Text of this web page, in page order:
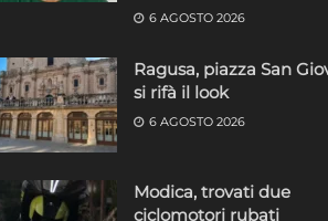
6 AGOSTO 2026
Ragusa, piazza San
si rifà il look
6 AGOSTO 2026
Modica, trovati due
ciclomotori rubati